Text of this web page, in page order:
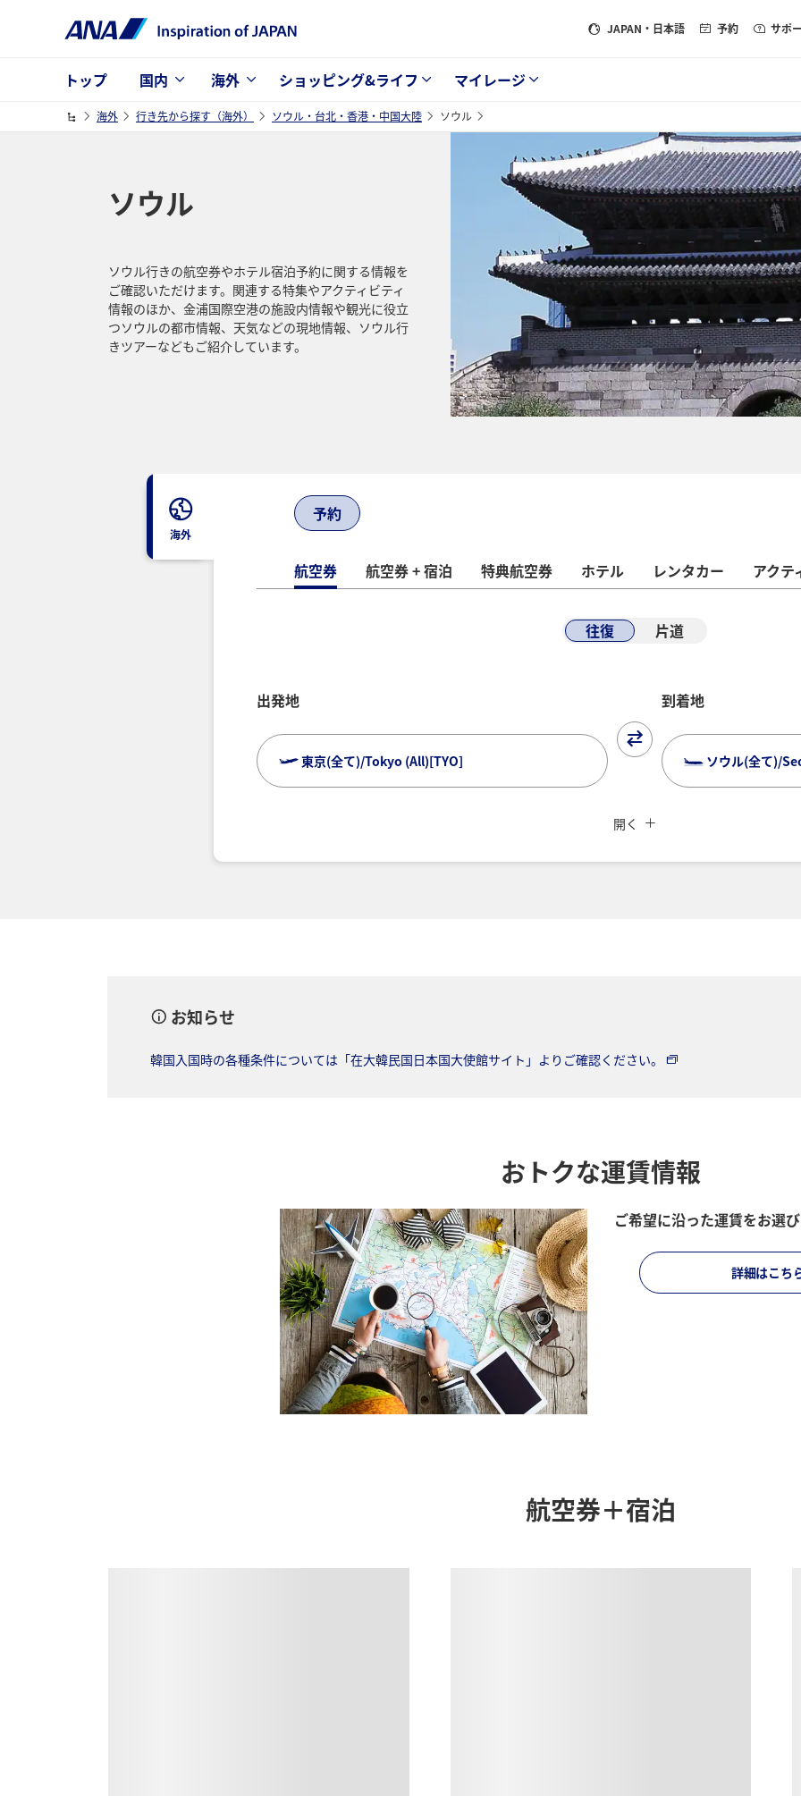
JAPAN ・日本語 予約 サポ
トップ 国内 海外 ショッピング&ライフ マイレージ
海外 行き先から探す（海外） ソウル・台北・香港・中国大陸 ソウル
ソウル
ソウル行きの航空券やホテル宿泊予約に関する情報を
ご確認いただけます。関連する特集やアクティビティ
情報のほか、金浦国際空港の施設内情報や観光に役立
つソウルの都市情報、天気などの現地情報、ソウル行
きツアーなどもご紹介しています。
海外
予約
航空券 航空券 + 宿泊 特典航空券 ホテル レンタカー アクテ
往復 片道
出発地
東京(全て)/Tokyo (All)[TYO]
到着地
ソウル(全て)/
経由地および乗り継ぎ所要時間を追加する 経由地および乗り継ぎ所要
プロモーションコードに
前後3日の運賃を検索
・表示金額は選択いただいた条件でのもっともおトクな運賃となります。
・表示金額と空席状況は最新ではない場合があります。[検索する]ボタンより最新の空席照会結果をご確認くださ
・「＊」は現在金額が確認できない都市・日付となります。空席照会結果画面にて最新の情報をご確認ください。
・表示金額には、運賃、燃油特別付加運賃、航空保険特別料金、その他の各種税金、料金などが含まれます。発
ります。
・複数空港がある都市においては、複数空港の中でのおトクな運賃が表示される場合があります。
開く
お知らせ
韓国入国時の各種条件については「在大韓民国日本国大使館サイト」よりご確認ください。
おトクな運賃情報
ご希望に沿った運賃をお選び
詳細はこち
航空券＋宿泊